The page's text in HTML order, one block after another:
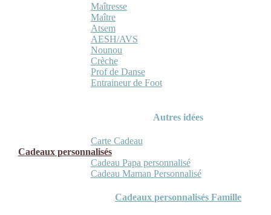
Maîtresse
Maître
Atsem
AESH/AVS
Nounou
Crèche
Prof de Danse
Entraineur de Foot
Autres idées
Carte Cadeau
Cadeaux personnalisés
Cadeau Papa personnalisé
Cadeau Maman Personnalisé
Cadeaux personnalisés Famille